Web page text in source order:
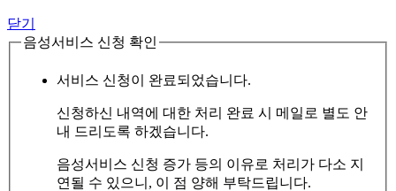
닫기
음성서비스 신청 확인
서비스 신청이 완료되었습니다.
신청하신 내역에 대한 처리 완료 시 메일로 별도 안
내 드리도록 하겠습니다.
음성서비스 신청 증가 등의 이유로 처리가 다소 지
연될 수 있으니, 이 점 양해 부탁드립니다.